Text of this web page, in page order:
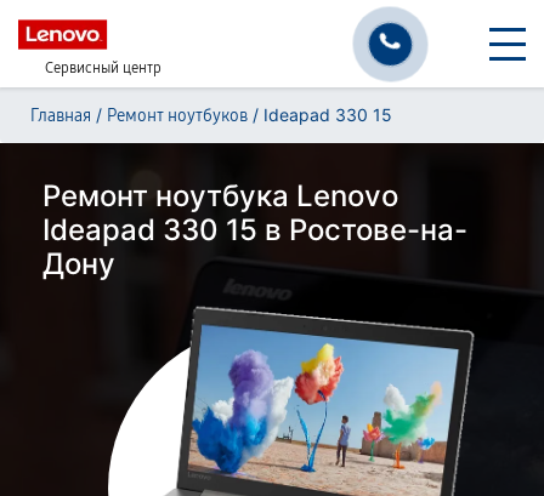
Сервисный центр
Главная / Ремонт ноутбуков / Ideapad 330 15
Ремонт ноутбука Lenovo
Ideapad 330 15 в Ростове-на-
Дону